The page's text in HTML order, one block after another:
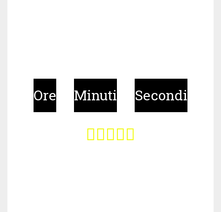
Ore Minuti Secondi
